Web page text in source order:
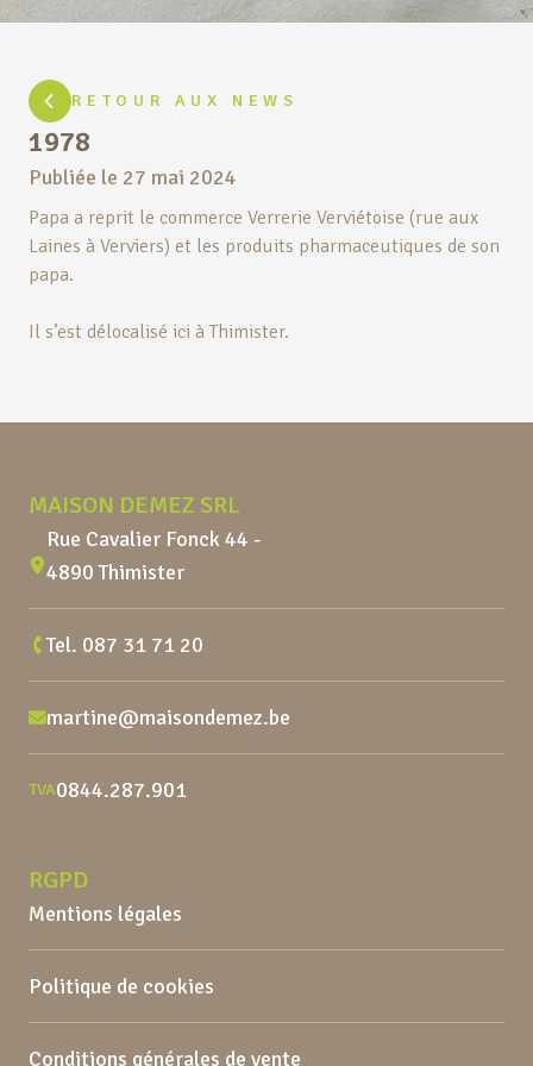
RETOUR AUX NEWS
1978
Publiée le 27 mai 2024
Papa a reprit le commerce Verrerie Verviétoise (rue aux
Laines à Verviers) et les produits pharmaceutiques de son
papa.
Il s’est délocalisé ici à Thimister.
MAISON DEMEZ SRL
Rue Cavalier Fonck 44 -
4890 Thimister
Tel. 087 31 71 20
martine@maisondemez.be
TVA0844.287.901
RGPD
Mentions légales
Politique de cookies
Conditions générales de vente